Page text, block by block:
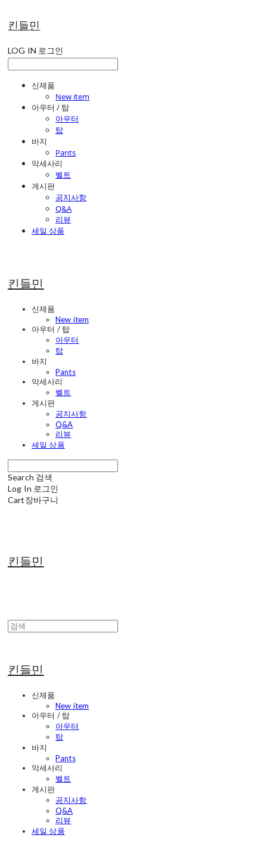
킨들민
LOG IN 로그인
신제품
New item
아우터 / 탑
아우터
탑
바지
Pants
악세사리
벨트
게시판
공지사항
Q&A
리뷰
세일 상품
킨들민
신제품
New item
아우터 / 탑
아우터
탑
바지
Pants
악세사리
벨트
게시판
공지사항
Q&A
리뷰
세일 상품
Search 검색
Log In 로그인
Cart장바구니
킨들민
킨들민
신제품
New item
아우터 / 탑
아우터
탑
바지
Pants
악세사리
벨트
게시판
공지사항
Q&A
리뷰
세일 상품